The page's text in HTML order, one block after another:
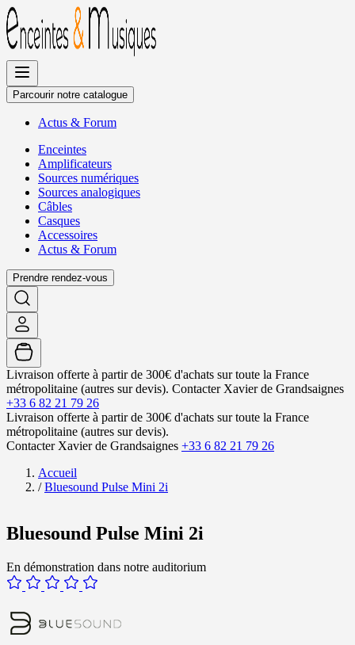
Allez
au
contenu
Parcourir notre catalogue
Actus & Forum
Enceintes
Amplificateurs
Sources numériques
Sources analogiques
Câbles
Casques
Accessoires
Actus & Forum
Prendre rendez-vous
Livraison offerte à partir de 300€ d'achats sur toute la France
métropolitaine (autres sur devis). Contacter Xavier de Grandsaignes
+33 6 82 21 79 26
Livraison offerte à partir de 300€ d'achats sur toute la France
métropolitaine (autres sur devis).
Contacter Xavier de Grandsaignes +33 6 82 21 79 26
Accueil
/ Bluesound Pulse Mini 2i
Bluesound Pulse Mini 2i
En démonstration dans notre auditorium